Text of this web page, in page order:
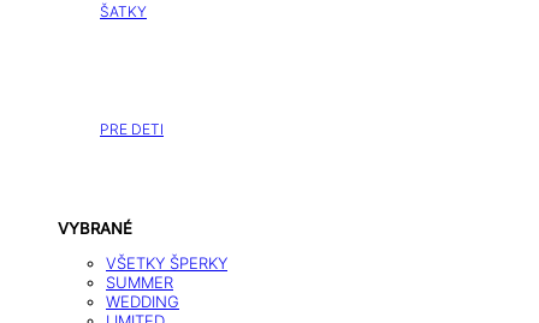
ŠATKY
PRE DETI
VYBRANÉ
VŠETKY ŠPERKY
SUMMER
WEDDING